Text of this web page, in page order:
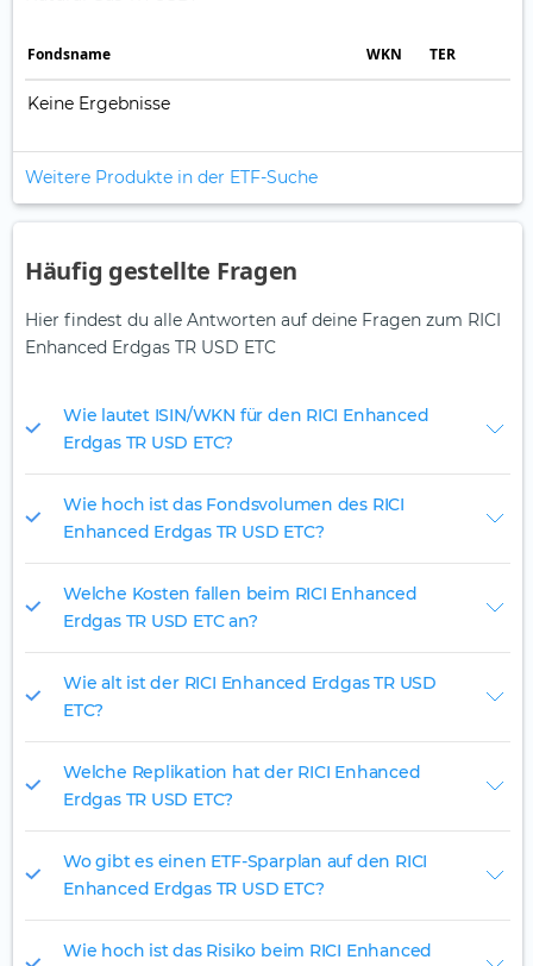
Fonds­name WKN TER
Keine Ergebnisse
Weitere Produkte in der ETF-Suche
Häufig gestellte Fragen
Hier findest du alle Antworten auf deine Fragen zum RICI
Enhanced Erdgas TR USD ETC
Wie lautet ISIN/WKN für den RICI Enhanced
Erdgas TR USD ETC?
Wie hoch ist das Fondsvolumen des RICI
Enhanced Erdgas TR USD ETC?
Welche Kosten fallen beim RICI Enhanced
Erdgas TR USD ETC an?
Wie alt ist der RICI Enhanced Erdgas TR USD
ETC?
Welche Replikation hat der RICI Enhanced
Erdgas TR USD ETC?
Wo gibt es einen ETF-Sparplan auf den RICI
Enhanced Erdgas TR USD ETC?
Wie hoch ist das Risiko beim RICI Enhanced